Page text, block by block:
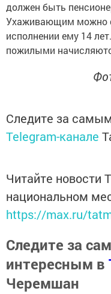
должен быть
Ухаживающим можно
исполнении ему 14
пожилыми
Следите за
Telegram-канале
Читайте новости
национальном
https://max.ru/
Следите за
интересным в
Черемшан